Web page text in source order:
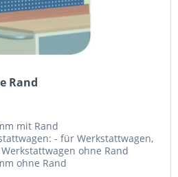
Rand
mit Rand
- für Werkstattwagen,
ohne Rand
ohne Rand